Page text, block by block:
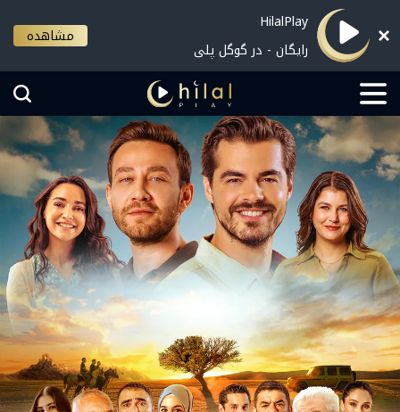
HilalPlay
رایگان - در گوگل پلی
مشاهده